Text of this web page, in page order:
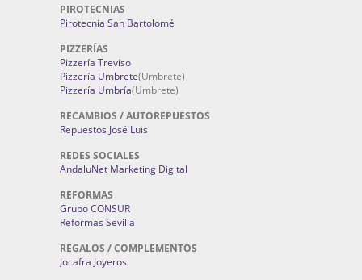
PIROTECNIAS
Pirotecnia San Bartolomé
PIZZERÍAS
Pizzería Treviso
Pizzería Umbrete(Umbrete)
Pizzería Umbría(Umbrete)
RECAMBIOS / AUTOREPUESTOS
Repuestos José Luis
REDES SOCIALES
AndaluNet Marketing Digital
REFORMAS
Grupo CONSUR
Reformas Sevilla
REGALOS / COMPLEMENTOS
Jocafra Joyeros